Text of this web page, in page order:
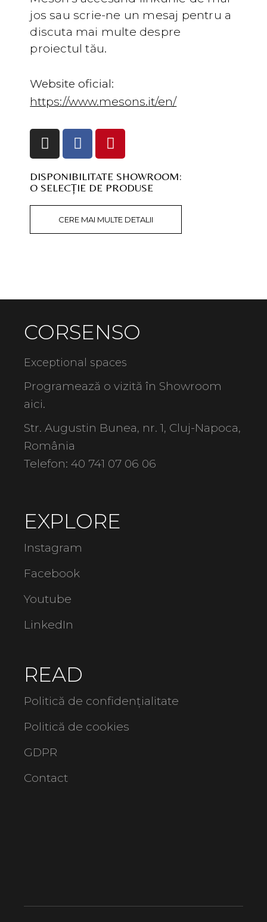
jos sau scrie-ne un mesaj pentru a
discuta mai multe despre
proiectul tău.
Website oficial:
https://www.mesons.it/en/
DISPONIBILITATE SHOWROOM:
O SELECȚIE DE PRODUSE
CERE MAI MULTE DETALII
CORSENSO
Exceptional spaces
Programează o vizită în Showroom
aici.
Str. Augustin Bunea, nr. 1, Cluj-Napoca,
România
Telefon:40 741 07 06 06
EXPLORE
Instagram
Facebook
Youtube
LinkedIn
READ
Politică de confidențialitate
Politică de cookies
GDPR
Contact